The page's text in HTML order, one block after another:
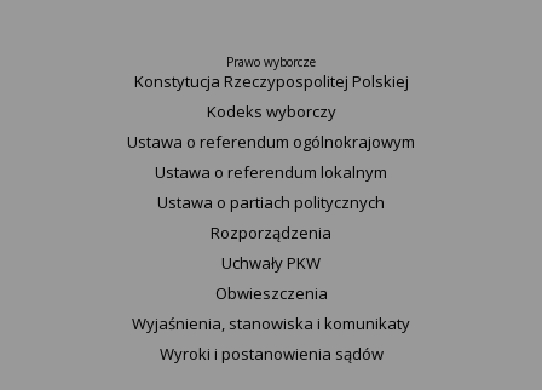
Prawo wyborcze
Konstytucja Rzeczypospolitej Polskiej​
Kodeks wyborczy
Ustawa o referendum ogólnokrajowym
Ustawa o referendum lokalnym
Ustawa o partiach politycznych
Rozporządzenia
Uchwały PKW
Obwieszczenia
Wyjaśnienia, stanowiska i komunikaty
Wyroki i postanowienia sądów